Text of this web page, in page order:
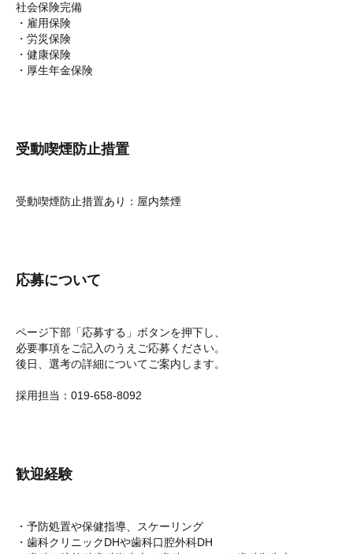
社会保険完備
・雇用保険
・労災保険
・健康保険
・厚生年金保険
受動喫煙防止措置
受動喫煙防止措置あり：屋内禁煙
応募について
ページ下部「応募する」ボタンを押下し、
必要事項をご記入のうえご応募ください。
後日、選考の詳細についてご案内します。
採用担当：019-658-8092
歓迎経験
・予防処置や保健指導、スケーリング
・歯科クリニックDHや歯科口腔外科DH